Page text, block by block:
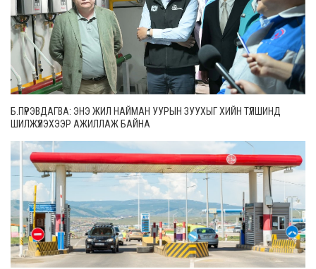
Б.ПҮРЭВДАГВА: ЭНЭ ЖИЛ НАЙМАН УУРЫН ЗУУХЫГ ХИЙН ТҮЛШИНД
ШИЛЖҮҮЛЭХЭЭР АЖИЛЛАЖ БАЙНА